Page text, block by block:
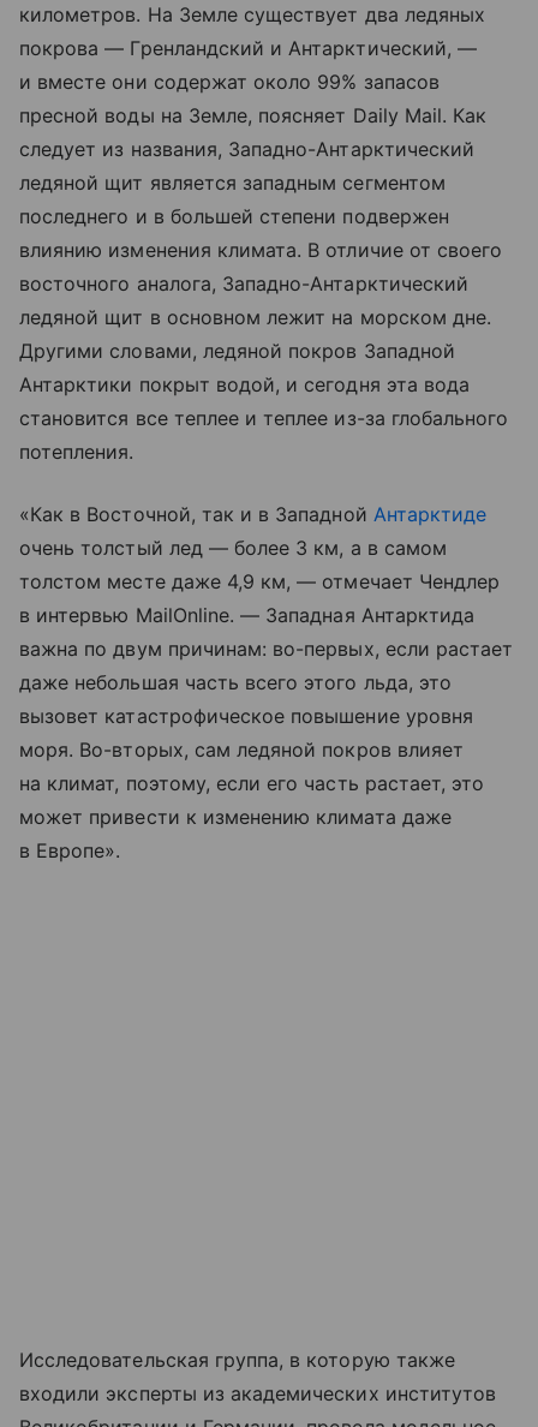
километров. На Земле существует два ледяных
покрова — Гренландский и Антарктический, —
и вместе они содержат около 99% запасов
пресной воды на Земле, поясняет Daily Mail. Как
следует из названия, Западно-Антарктический
ледяной щит является западным сегментом
последнего и в большей степени подвержен
влиянию изменения климата. В отличие от своего
восточного аналога, Западно-Антарктический
ледяной щит в основном лежит на морском дне.
Другими словами, ледяной покров Западной
Антарктики покрыт водой, и сегодня эта вода
становится все теплее и теплее из-за глобального
потепления.
«Как в Восточной, так и в Западной Антарктиде
очень толстый лед — более 3 км, а в самом
толстом месте даже 4,9 км, — отмечает Чендлер
в интервью MailOnline. — Западная Антарктида
важна по двум причинам: во-первых, если растает
даже небольшая часть всего этого льда, это
вызовет катастрофическое повышение уровня
моря. Во-вторых, сам ледяной покров влияет
на климат, поэтому, если его часть растает, это
может привести к изменению климата даже
в Европе».
Исследовательская группа, в которую также
входили эксперты из академических институтов